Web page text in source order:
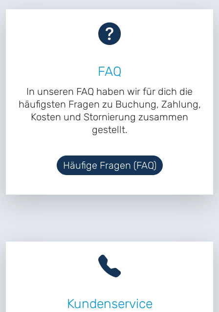
FAQ
In unseren FAQ haben wir für dich die
häufigsten Fragen zu Buchung, Zahlung,
Kosten und Stornierung zusammen
gestellt.
Häufige Fragen (FAQ)
Kundenservice